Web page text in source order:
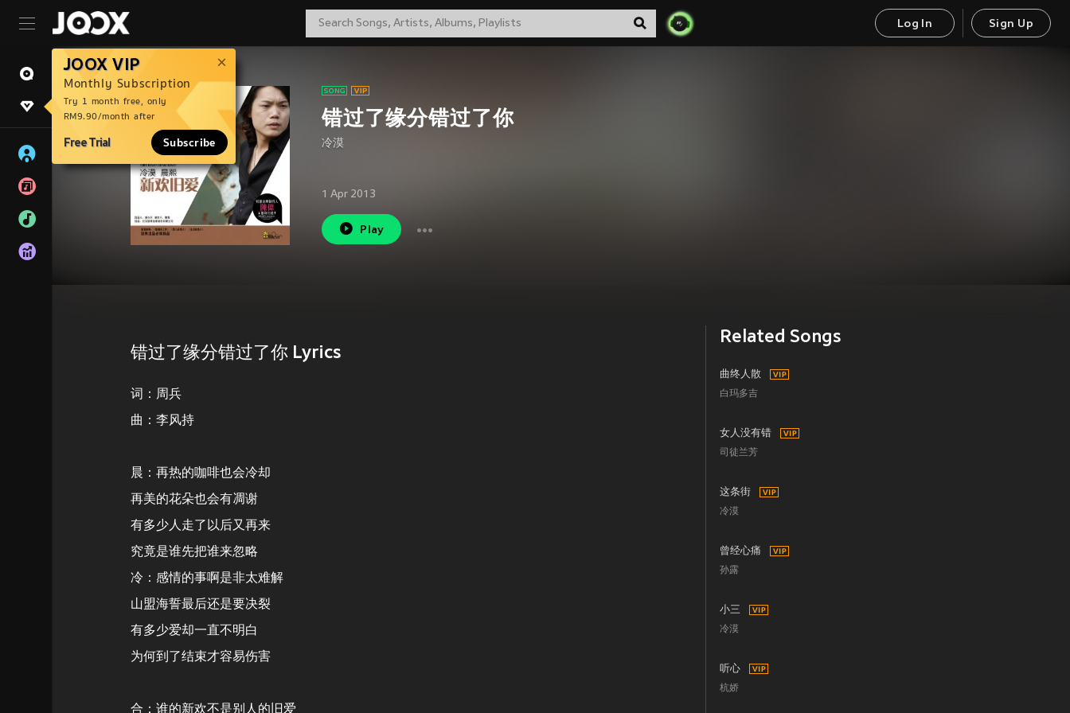
Log In Sign Up
JOOX VIP
Monthly Subscription
Try 1 month free, only
RM9.90/month after
Free Trial Subscribe
错过了缘分错过了你
冷漠
1 Apr 2013
Play
错过了缘分错过了你 Lyrics
词：周兵
曲：李风持
晨：再热的咖啡也会冷却
再美的花朵也会有凋谢
有多少人走了以后又再来
究竟是谁先把谁来忽略
冷：感情的事啊是非太难解
山盟海誓最后还是要决裂
有多少爱却一直不明白
为何到了结束才容易伤害
合：谁的新欢不是别人的旧爱
Related Songs
曲终人散
白玛多吉
女人没有错
司徒兰芳
这条街
冷漠
曾经心痛
孙露
小三
冷漠
听心
杭娇